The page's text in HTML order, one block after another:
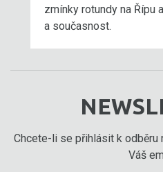
zmínky rotundy na Řípu
a současnost.
Chcete-li se přihlásit k
Váš